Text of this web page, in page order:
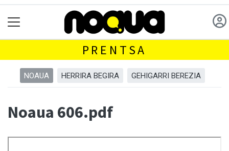
PRENTSA
NOAUA HERRIRA BEGIRA GEHIGARRI BEREZIA
Noaua 606.pdf